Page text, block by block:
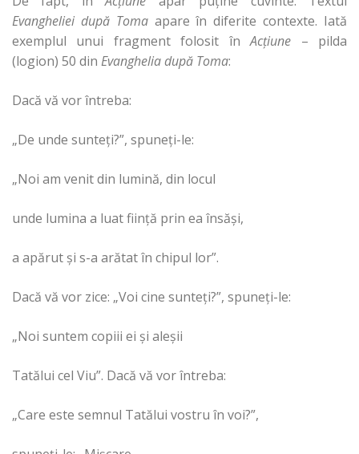
Evangheliei după Tomaapare în diferite contexte. Iată
exemplul unui fragment folosit înAcţiune – pilda
(logion) 50 din Evanghelia după Toma:
Dacă vă vor întreba:
„De unde sunteţi?”, spuneţi-le:
„Noi am venit din lumină, din locul
unde lumina a luat fiinţă prin ea însăşi,
a apărut şi s-a arătat în chipul lor”.
Dacă vă vor zice: „Voi cine sunteţi?”, spuneţi-le:
„Noi suntem copiii ei şi aleşii
Tatălui cel Viu”. Dacă vă vor întreba:
„Care este semnul Tatălui vostru în voi?”,